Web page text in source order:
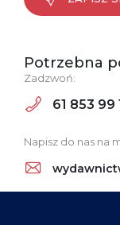
Potrzebna
Zadzwoń:
61 853 99
Napisz do nas na